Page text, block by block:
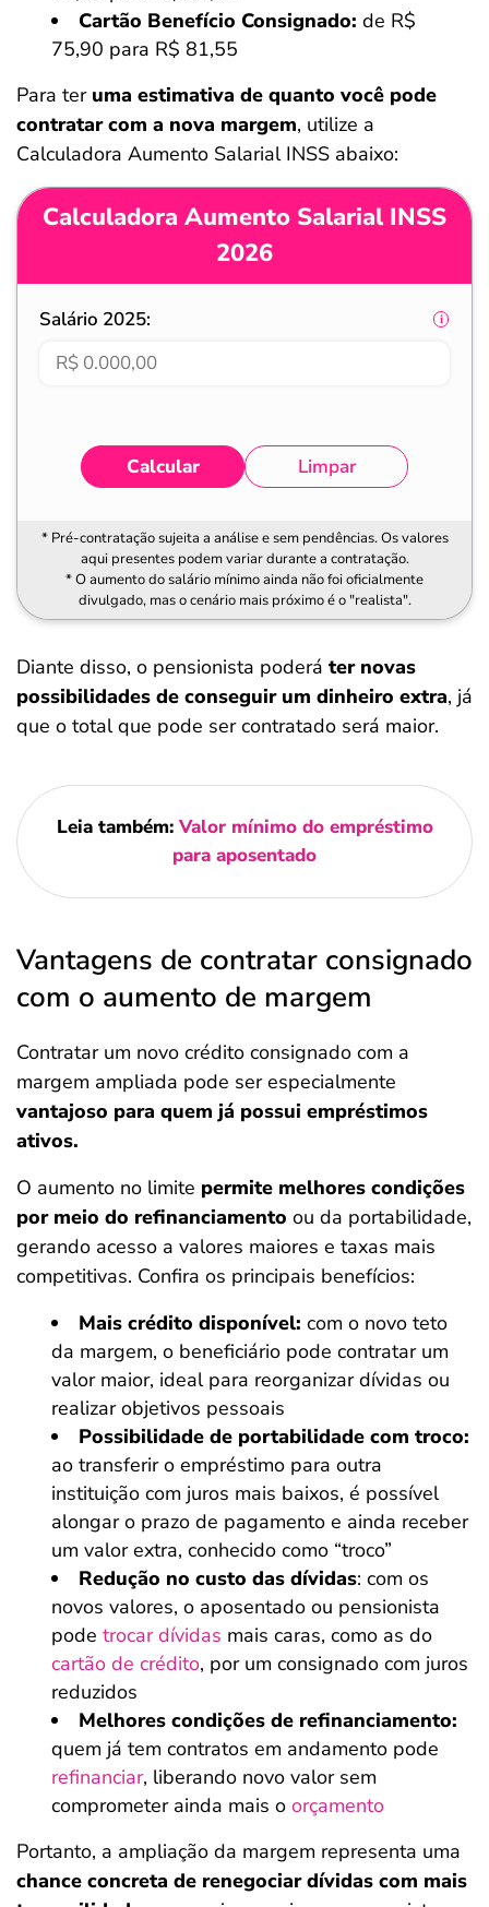
Cartão Benefício Consignado: de R$
75,90 para R$ 81,55
Para ter uma estimativa de quanto você pode
contratar com a nova margem, utilize a
Calculadora Aumento Salarial INSS abaixo:
Calculadora Aumento Salarial INSS
2026
Salário 2025:
Calcular Limpar
* Pré-contratação sujeita a análise e sem pendências. Os valores
aqui presentes podem variar durante a contratação.
* O aumento do salário mínimo ainda não foi oficialmente
divulgado, mas o cenário mais próximo é o "realista".
Diante disso, o pensionista poderá ter novas
possibilidades de conseguir um dinheiro extra, já
que o total que pode ser contratado será maior.
Leia também: Valor mínimo do empréstimo
para aposentado
Vantagens de contratar consignado
com o aumento de margem
Contratar um novo crédito consignado com a
margem ampliada pode ser especialmente
vantajoso para quem já possui empréstimos
ativos.
O aumento no limite permite melhores condições
por meio do refinanciamento ou da portabilidade,
gerando acesso a valores maiores e taxas mais
competitivas. Confira os principais benefícios:
Mais crédito disponível: com o novo teto
da margem, o beneficiário pode contratar um
valor maior, ideal para reorganizar dívidas ou
realizar objetivos pessoais
Possibilidade de portabilidade com troco:
ao transferir o empréstimo para outra
instituição com juros mais baixos, é possível
alongar o prazo de pagamento e ainda receber
um valor extra, conhecido como “troco”
Redução no custo das dívidas: com os
novos valores, o aposentado ou pensionista
pode trocar dívidas mais caras, como as do
cartão de crédito, por um consignado com juros
reduzidos
Melhores condições de refinanciamento:
quem já tem contratos em andamento pode
refinanciar, liberando novo valor sem
comprometer ainda mais o orçamento
Portanto, a ampliação da margem representa uma
chance concreta de renegociar dívidas com mais